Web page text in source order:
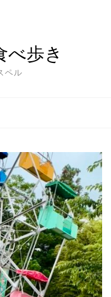
べ歩き
ペル